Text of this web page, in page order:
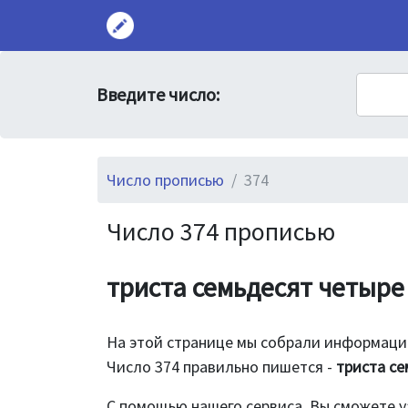
Введите число:
Число прописью 374
Число 374 прописью
триста семьдесят четыре
На этой странице мы собрали
Число 374 правильно пишется - триста